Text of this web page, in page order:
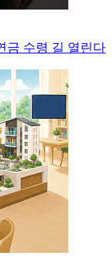
금 수령 길 열린다